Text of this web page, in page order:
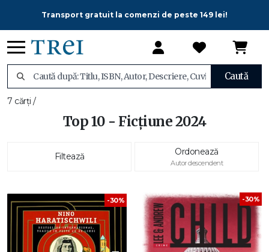
Transport gratuit la comenzi de peste 149 lei!
Caută
7 cărți /
Top 10 - Ficțiune 2024
Filtează Ordonează
Autor descendent
-30% -30%